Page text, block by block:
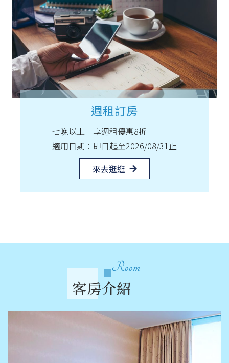
線上訂房防詐騙聲明
本飯店不會致電要您提供信用卡或銀行相關資
若有可疑電話請立即通報警政署防詐騙專線
Room
客房介紹